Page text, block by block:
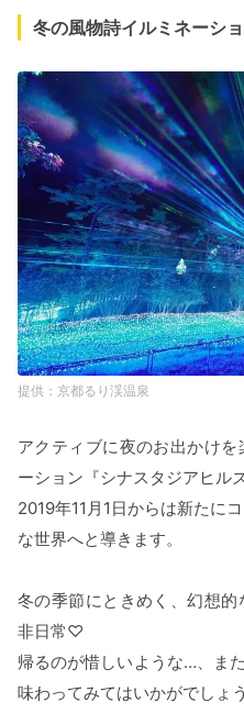
冬の風物詩イルミネーシ
京都るり渓温泉
アクティブに夜のお出かけ
ーション『シナスタジアヒル
2019年11月1日からは新たに
な世界へと導きます。
冬の季節にときめく、幻想
非日常♡
帰るのが惜しいような…、ま
味わってみてはいかがでしょ